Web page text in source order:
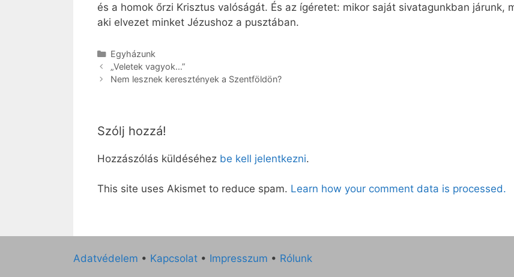
és a homok őrzi Krisztus valóságát. És az ígéretet: mikor saját sivatagunkban járunk,
aki elvezet minket Jézushoz a pusztában.
Kategória
Egyházunk
„Veletek vagyok…”
Nem lesznek keresztények a Szentföldön?
Szólj hozzá!
Hozzászólás küldéséhez be kell jelentkezni.
This site uses Akismet to reduce spam. Learn how your comment data is processed.
Adatvédelem • Kapcsolat • Impresszum • Rólunk